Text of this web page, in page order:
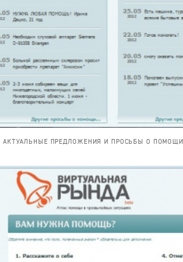
АКТУАЛЬНЫЕ ПРЕДЛОЖЕНИЯ И ПРОСЬБЫ О ПОМОЩИ